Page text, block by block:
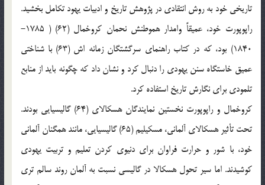
تاريخي خود به روش انتقادي در پژوهش تاريخ و ادبيات يهود تكامل بخشيد.
راپوپورت خود، عميقاً وامدار هموطنش نحمان كروخمال (62) ( 1785-
1840) بود، كه در كتاب راهنماي سرگشتگان زمانه اش (63) با شناختي
عميق خاستگاه سنن يهودي را دنبال كرد و نشان داد كه چگونه بايد از منابع
تلمودي براي نگارش تاريخ استفاده كرد.
كروخمال و راپوپورت نخستين نمايندگان هسكالاي (64) گاليسيايي بودند.
تحت تأثير هسكالاي آلماني، مسكيليم (65) گاليسيايي، مانند همگنان آلماني
خود، با شور و حرارت فراوان براي دنيوي كردن تعليم و تربيت يهودي
كوشيدند. اما سير تحول هسكالا در گاليسي نسبت به آلمان روند سالم تري